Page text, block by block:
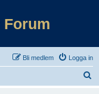
Forum
Logga in
Bli medlem